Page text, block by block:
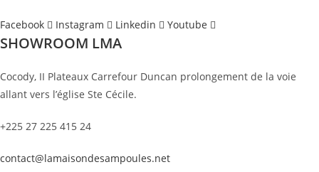
Facebook Instagram Linkedin Youtube
SHOWROOM LMA
Cocody, II Plateaux Carrefour Duncan prolongement de la voie
allant vers l’église Ste Cécile.
+225 27 225 415 24
contact@lamaisondesampoules.net